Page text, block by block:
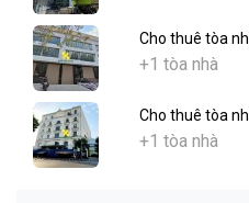
Cho thuê tòa
+1 tòa nhà
Cho thuê tòa
+1 tòa nhà